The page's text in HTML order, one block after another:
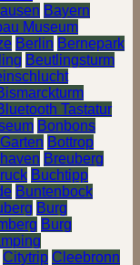
Bayern
Museum
Berlin Bernepark
Beutlingsturm
Tastatur
Bonbons
Bottrop
Breuberg
Buchtipp
Buntenbock
Burg
Burg
Citytrip Cleebronn